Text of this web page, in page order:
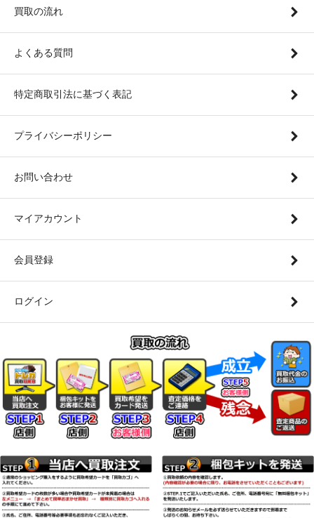
買取の流れ
よくある質問
特定商取引法に基づく表記
プライバシーポリシー
お問い合わせ
マイアカウント
会員登録
ログイン